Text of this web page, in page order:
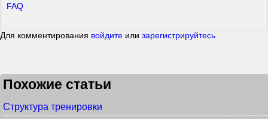
FAQ
Для комментирования войдите или зарегистрируйтесь
Похожие статьи
Структура тренировки